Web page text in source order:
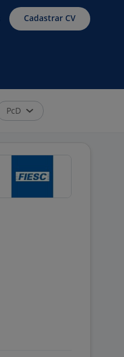
Cadastrar CV
PcD